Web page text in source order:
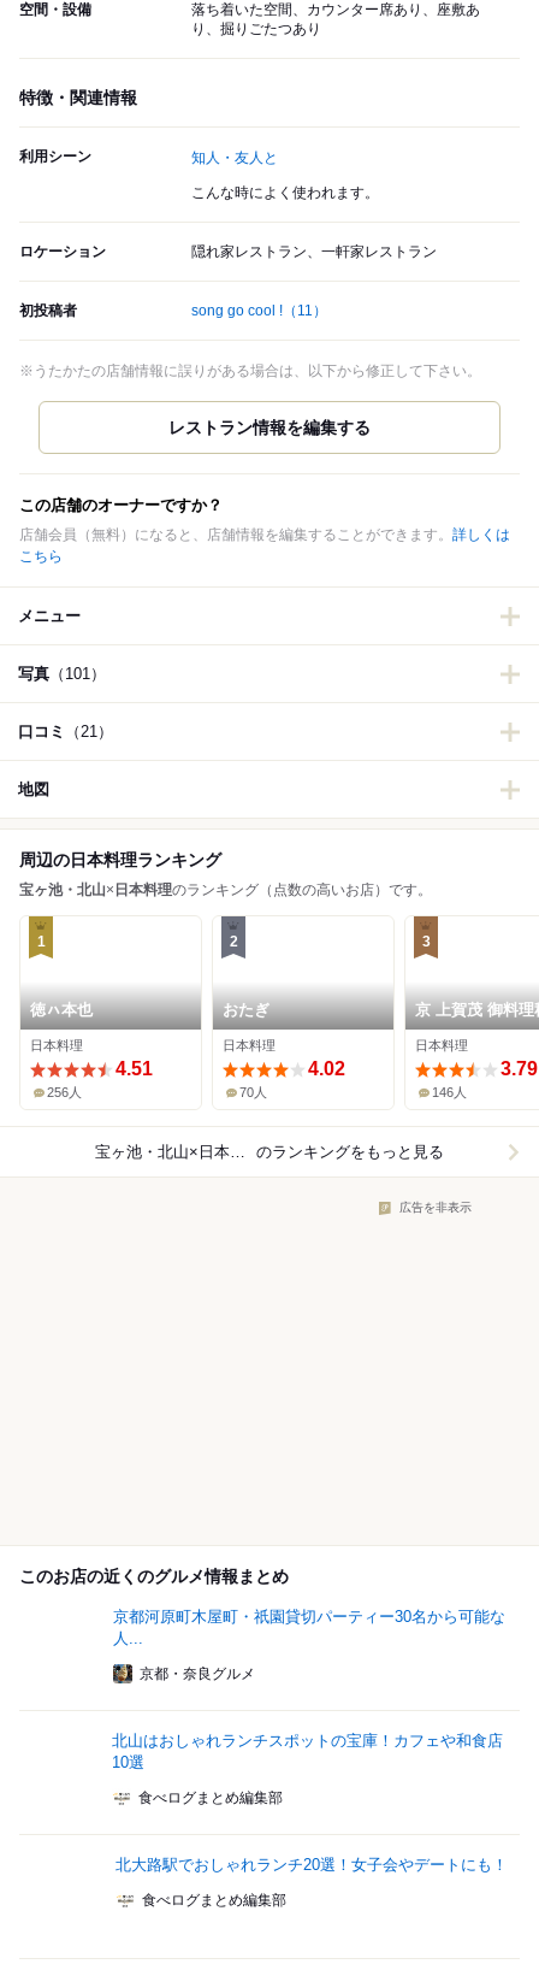
空間・設備
落ち着いた空間、カウンター席あり、座敷あ
り、掘りごたつあり
特徴・関連情報
利用シーン 知人・友人と
こんな時によく使われます。
ロケーション 隠れ家レストラン、一軒家レストラン
初投稿者 song go cool ! （11）
※うたかたの店舗情報に誤りがある場合は、以下から修正して下さい。
この店舗のオーナーですか？
店舗会員（無料）になると、店舗情報を編集することができます。 詳しくは
こちら
メニュー
写真 （101）
口コミ （21）
地図
周辺の日本料理ランキング
宝ヶ池・北山× 日本料理のランキング（点数の高いお店）です。
1
徳ㇵ本也
日本料理
4.51
256人
2
おたぎ
日本料理
4.02
70人
3
京 上賀茂 御料理
日本料理
3.79
146人
宝ヶ池・北山×日本料理 のランキングをもっと見る
広告を非表示
このお店の近くのグルメ情報まとめ
京都河原町木屋町・祇園貸切パーティー30名から可能な
人...
京都・奈良グルメ
北山はおしゃれランチスポットの宝庫！カフェや和食店
10選
食べログまとめ編集部
北大路駅でおしゃれランチ20選！女子会やデートにも！
食べログまとめ編集部